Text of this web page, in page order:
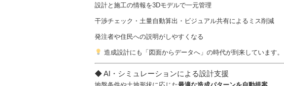
設計と施工の情報を3Dモデルで一元管理
干渉チェック・土量自動算出・ビジュアル共有によるミス削減
発注者や住民への説明がしやすくなる
造成設計にも「図面からデータへ」の時代が到来しています。
◆ AI・シミュレーションによる設計支援